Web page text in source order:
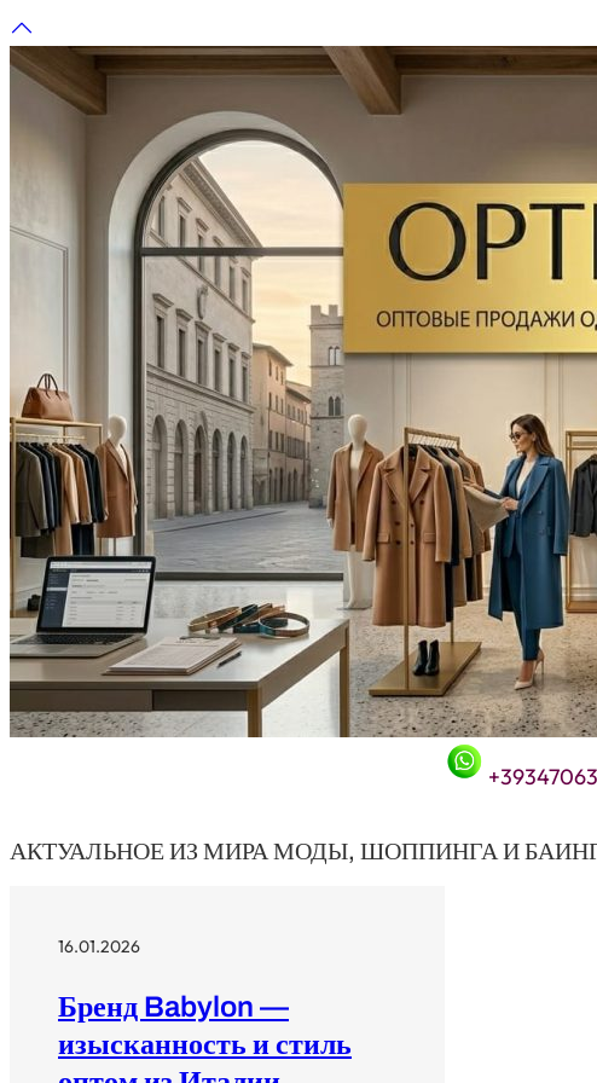
к
содержимому
АКТУАЛЬНОЕ ИЗ МИРА МОДЫ, ШОППИНГА И
16.01.2026
Бренд Babylon —
изысканность и стиль